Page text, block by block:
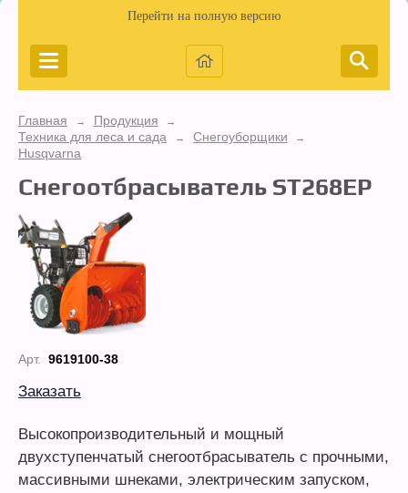
Перейти на полную версию
Главная → Продукция →
Техника для леса и сада → Снегоуборщики →
Husqvarna
Снегоотбрасыватель ST268EP
Арт. 9619100-38
Заказать
Высокопроизводительный и мощный
двухступенчатый снегоотбрасыватель с прочными,
массивными шнеками, электрическим запуском,